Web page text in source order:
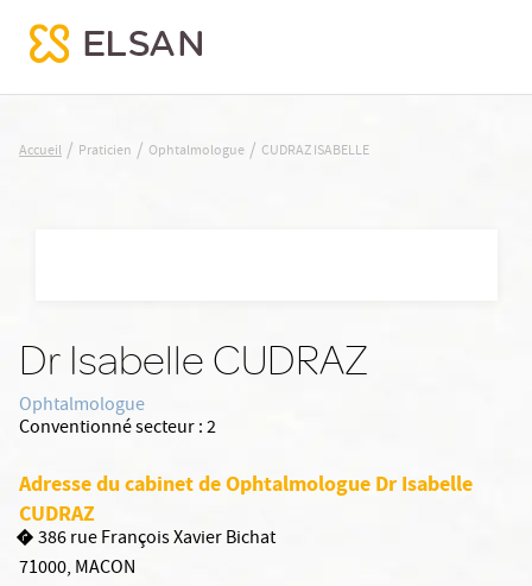
CUDRAZ ISABELLE
Accueil / Praticien / Ophtalmologue / CUDRAZ ISABELLE
Dr Isabelle CUDRAZ
Ophtalmologue
Conventionné secteur :2
Adresse du cabinet de Ophtalmologue Dr Isabelle
CUDRAZ
386 rue François Xavier Bichat
71000, MACON